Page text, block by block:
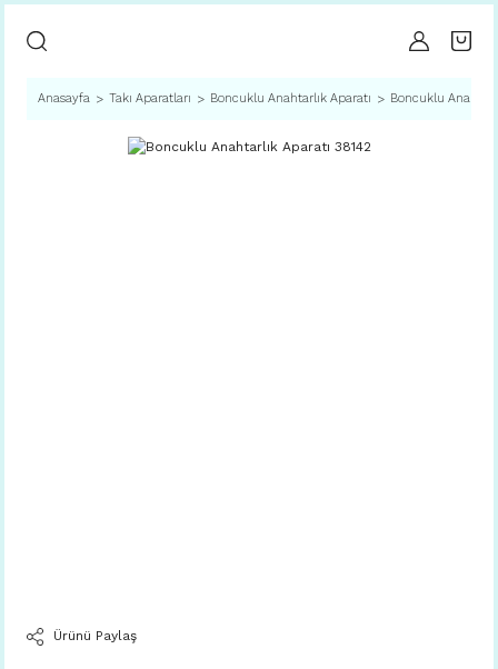
Anasayfa Takı Aparatları Boncuklu Anahtarlık Aparatı Boncuklu
Ürünü Paylaş